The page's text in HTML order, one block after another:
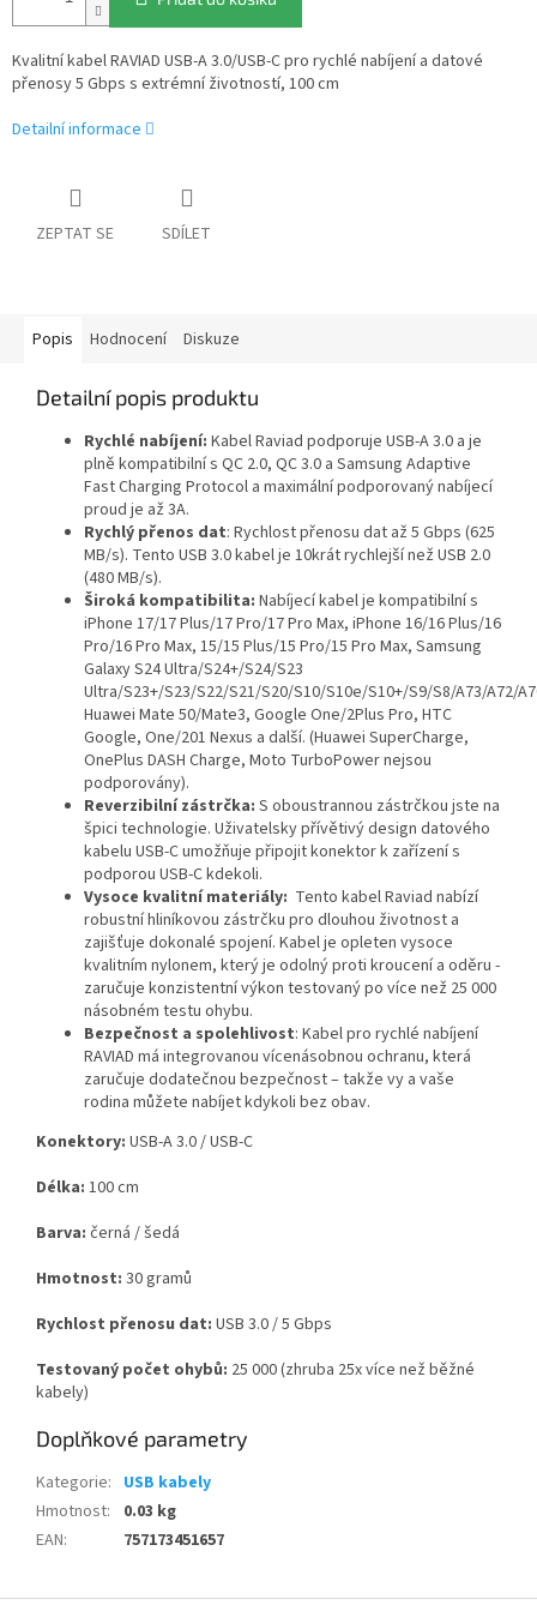
Kvalitní kabel RAVIAD USB-A 3.0/USB-C pro rychlé nabíjení a datové
přenosy 5 Gbps s extrémní životností, 100 cm
Detailní informace
ZEPTAT SE SDÍLET
Popis Hodnocení Diskuze
Detailní popis produktu
Rychlé nabíjení: Kabel Raviad podporuje USB-A 3.0 a je
plně kompatibilní s QC 2.0, QC 3.0 a Samsung Adaptive
Fast Charging Protocol a maximální podporovaný nabíjecí
proud je až 3A.
Rychlý přenos dat: Rychlost přenosu dat až 5 Gbps (625
MB/s). Tento USB 3.0 kabel je 10krát rychlejší než USB 2.0
(480 MB/s).
Široká kompatibilita: Nabíjecí kabel je kompatibilní s
iPhone 17/17 Plus/17 Pro/17 Pro Max, iPhone 16/16 Plus/16
Pro/16 Pro Max, 15/15 Plus/15 Pro/15 Pro Max, Samsung
Galaxy S24 Ultra/S24+/S24/S23
Ultra/S23+/S23/S22/S21/S20/S10/S10e/S10+/S9/S8/A73/A72/
Huawei Mate 50/Mate3, Google One/2Plus Pro, HTC
Google, One/201 Nexus a další. (Huawei SuperCharge,
OnePlus DASH Charge, Moto TurboPower nejsou
podporovány).
Reverzibilní zástrčka: S oboustrannou zástrčkou jste na
špici technologie. Uživatelsky přívětivý design datového
kabelu USB-C umožňuje připojit konektor k zařízení s
podporou USB-C kdekoli.
Vysoce kvalitní materiály: Tento kabel Raviad nabízí
robustní hliníkovou zástrčku pro dlouhou životnost a
zajišťuje dokonalé spojení. Kabel je opleten vysoce
kvalitním nylonem, který je odolný proti kroucení a oděru -
zaručuje konzistentní výkon testovaný po více než 25 000
násobném testu ohybu.
Bezpečnost a spolehlivost: Kabel pro rychlé nabíjení
RAVIAD má integrovanou vícenásobnou ochranu, která
zaručuje dodatečnou bezpečnost – takže vy a vaše
rodina můžete nabíjet kdykoli bez obav.
Konektory: USB-A 3.0 / USB-C
Délka: 100 cm
Barva: černá / šedá
Hmotnost: 30 gramů
Rychlost přenosu dat: USB 3.0 / 5 Gbps
Testovaný počet ohybů: 25 000 (zhruba 25x více než běžné
kabely)
Doplňkové parametry
Kategorie: USB kabely
Hmotnost:
0.03 kg
EAN: 757173451657